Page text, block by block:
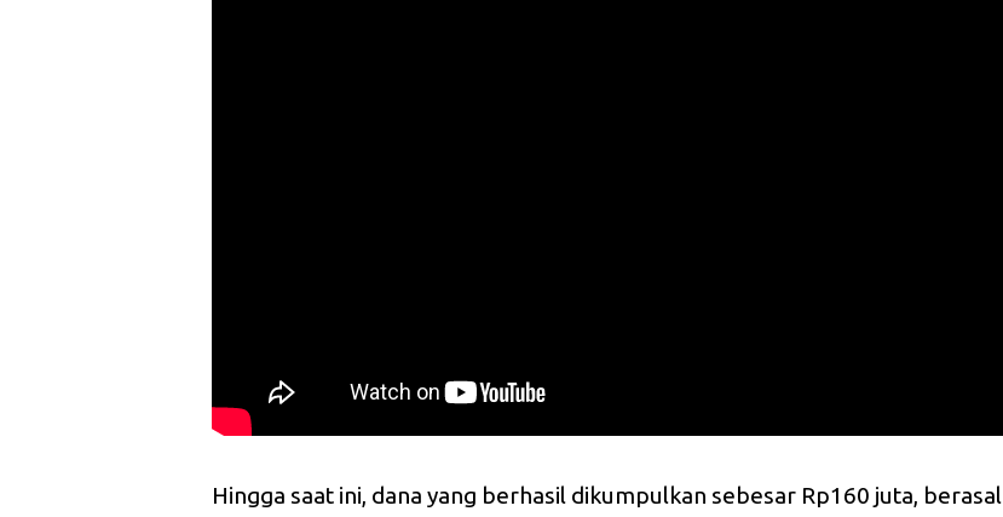
Hingga saat ini, dana yang berhasil dikumpulkan sebesar Rp160 juta, berasal